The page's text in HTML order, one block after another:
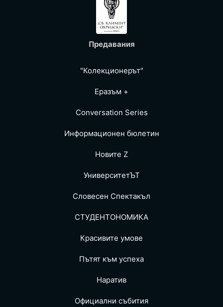
Предавания
"Колекционерът"
Еразъм +
Conversation Series
Информационен бюлетин
Новите Z
УниверситетЪТ
Словесен Спектакъл
СТУДЕНТОНОМИКА
Красивите умове
Пътят към успеха
Наратив
Официални събития